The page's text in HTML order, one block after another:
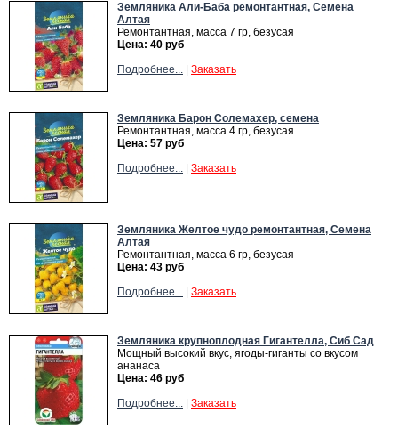
Земляника Али-Баба ремонтантная, Семена
Алтая
Ремонтантная, масса 7 гр, безусая
Цена: 40 руб
Подробнее...
Заказать
Земляника Барон Солемахер, семена
Ремонтантная, масса 4 гр, безусая
Цена: 57 руб
Подробнее...
Заказать
Земляника Желтое чудо ремонтантная, Семена
Алтая
Ремонтантная, масса 6 гр, безусая
Цена: 43 руб
Подробнее...
Заказать
Земляника крупноплодная Гигантелла, Сиб Сад
Мощный высокий вкус, ягоды-гиганты со вкусом
ананаса
Цена: 46 руб
Подробнее...
Заказать